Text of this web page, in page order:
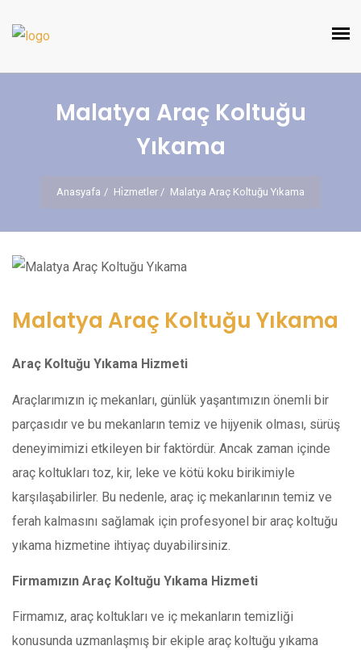
Malatya Araç Koltuğu
Yıkama
Anasyafa Hi̇zmetler Malatya Araç Koltuğu Yıkama
Malatya Araç Koltuğu Yıkama
Araç Koltuğu Yıkama Hizmeti
Araçlarımızın iç mekanları, günlük yaşantımızın önemli bir
parçasıdır ve bu mekanların temiz ve hijyenik olması, sürüş
deneyimimizi etkileyen bir faktördür. Ancak zaman içinde
araç koltukları toz, kir, leke ve kötü koku birikimiyle
karşılaşabilirler. Bu nedenle, araç iç mekanlarının temiz ve
ferah kalmasını sağlamak için profesyonel bir araç koltuğu
yıkama hizmetine ihtiyaç duyabilirsiniz.
Firmamızın Araç Koltuğu Yıkama Hizmeti
Firmamız, araç koltukları ve iç mekanların temizliği
konusunda uzmanlaşmış bir ekiple araç koltuğu yıkama